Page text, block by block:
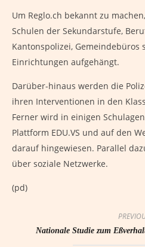
Um Reglo.ch bekannt zu
Schulen der Sekundarstufe,
Kantonspolizei, Gemeindebüros
Einrichtungen aufgehängt.
Darüber-hinaus werden die
ihren Interventionen in den
Ferner wird in einigen
Plattform EDU.VS und auf den
darauf hingewiesen. Parallel
über soziale Netzwerke.
(pd)
Nationale Studie zum